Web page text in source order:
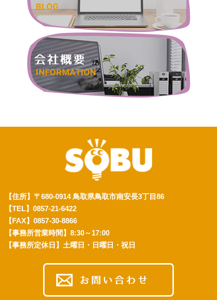
【住所】〒680-0914 鳥取県鳥取市南安長3丁目86
【TEL】0857-21-6422
【FAX】0857-30-8866
【事務所営業時間】8:30～17:00
【事務所定休日】土曜日・日曜日・祝日